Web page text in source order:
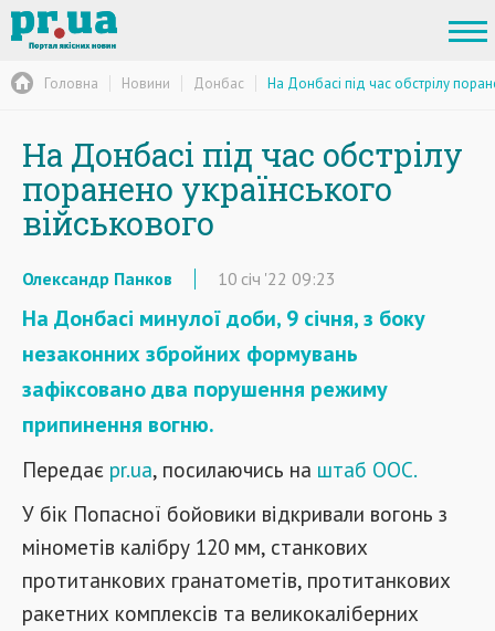
Головна Новини Донбас На Донбасі під час обстрілу
На Донбасі під час обстрілу
поранено українського
військового
Олександр Панков 10 січ '22 09:23
На Донбасі минулої доби, 9 січня, з боку
незаконних збройних формувань
зафіксовано два порушення режиму
припинення вогню.
Передає pr.ua, посилаючись на штаб ООС.
У бік Попасної бойовики відкривали вогонь з
мінометів калібру 120 мм, станкових
протитанкових гранатометів, протитанкових
ракетних комплексів та великокаліберних